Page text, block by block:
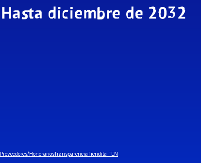
Proveedores/HonorariosTransparenciaTiendita FEN